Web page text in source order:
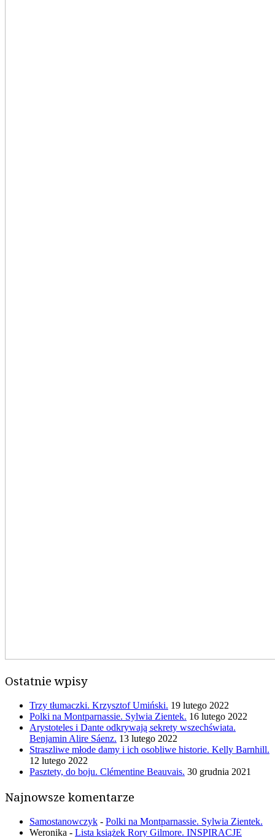
Ostatnie wpisy
Trzy tłumaczki. Krzysztof Umiński. 19 lutego 2022
Polki na Montparnassie. Sylwia Zientek. 16 lutego 2022
Arystoteles i Dante odkrywają sekrety wszechświata.
Benjamin Alire Sáenz. 13 lutego 2022
Straszliwe młode damy i ich osobliwe historie. Kelly Barnhill.
12 lutego 2022
Pasztety, do boju. Clémentine Beauvais. 30 grudnia 2021
Najnowsze komentarze
Samostanowczyk - Polki na Montparnassie. Sylwia Zientek.
Weronika - Lista książek Rory Gilmore. INSPIRACJE